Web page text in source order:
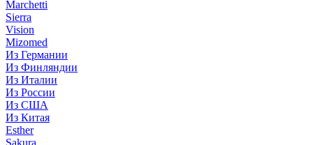
Marchetti
Sierra
Vision
Mizomed
Из Германии
Из Финляндии
Из Италии
Из России
Из США
Из Китая
Esther